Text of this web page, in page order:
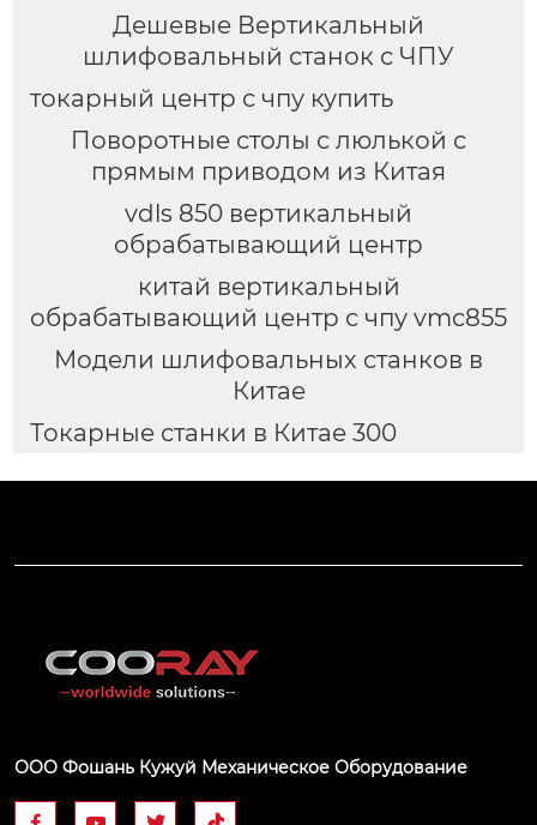
Дешевые Вертикальный
шлифовальный станок с ЧПУ
токарный центр с чпу купить
Поворотные столы с люлькой с
прямым приводом из Китая
vdls 850 вертикальный
обрабатывающий центр
китай вертикальный
обрабатывающий центр с чпу vmc855
Модели шлифовальных станков в
Китае
Токарные станки в Китае 300
ООО Фошань Кужуй Механическое Оборудование